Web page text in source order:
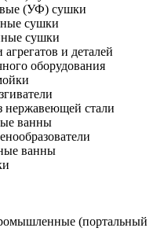
(УФ) сушки
сушки
сушки
и деталей
оборудования
нержавеющей стали
ванны
ванны
(портальный